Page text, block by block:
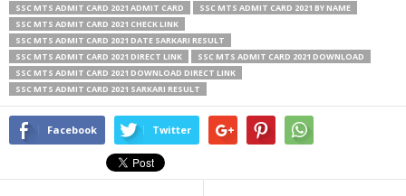
SSC MTS ADMIT CARD 2021 ADMIT CARD
SSC MTS ADMIT CARD 2021 BY NAME
SSC MTS ADMIT CARD 2021 CHECK LINK
SSC MTS ADMIT CARD 2021 DATE SARKARI RESULT
SSC MTS ADMIT CARD 2021 DIRECT LINK
SSC MTS ADMIT CARD 2021 DOWNLOAD
SSC MTS ADMIT CARD 2021 DOWNLOAD DIRECT LINK
SSC MTS ADMIT CARD 2021 SARKARI RESULT
Facebook Twitter